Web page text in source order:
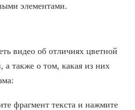
элементами.
видео об отличиях цветной
а также о том, какая из них
фрагмент текста и нажмите